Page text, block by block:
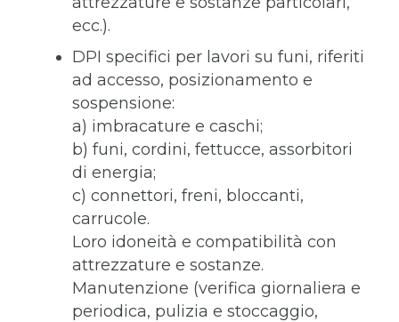
ecc.).
DPI specifici per lavori su funi, riferiti
ad accesso, posizionamento e
sospensione:
a) imbracature e caschi;
b) funi, cordini, fettucce, assorbitori
di energia;
c) connettori, freni, bloccanti,
carrucole.
Loro idoneità e compatibilità con
attrezzature e sostanze.
Manutenzione (verifica giornaliera e
periodica, pulizia e stoccaggio,